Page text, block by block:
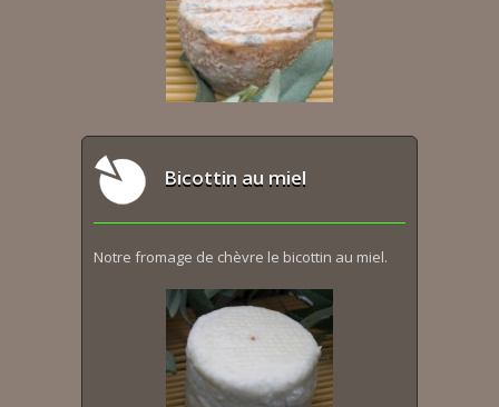
Bicottin au miel
Notre fromage de chèvre le bicottin au miel.